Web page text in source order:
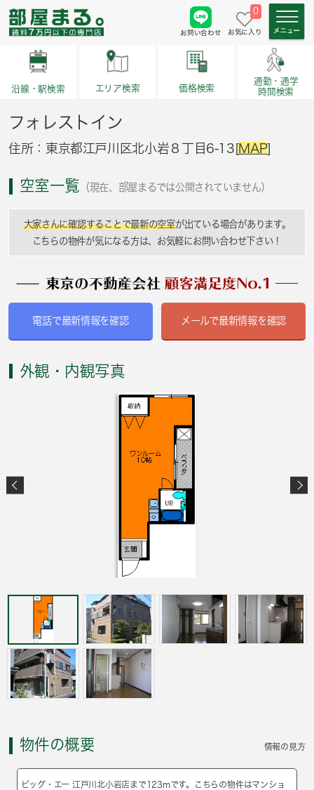
お問い合わせ
0
お気に入り
沿線・駅検索 エリア検索 価格検索
通勤・通学
時間検索
フォレストイン
住所：東京都江戸川区北小岩８丁目6-13[MAP]
空室一覧 （現在、部屋まるでは公開されていません）
大家さんに確認することで最新の空室が出ている場合があります。
こちらの物件が気になる方は、お気軽にお問い合わせ下さい！
電話で最新情報を確認 メールで最新情報を確認
外観・内観写真
物件の概要 情報の見方
ビッグ・エー 江戸川北小岩店まで123mです。こちらの物件はマンショ